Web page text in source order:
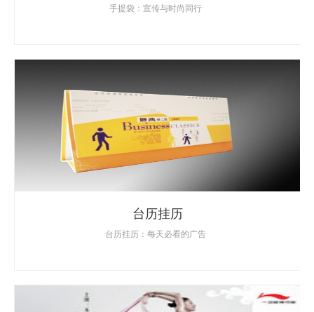
手提袋：宣传与时尚同行
台历挂历
台历挂历：每天必看的广告